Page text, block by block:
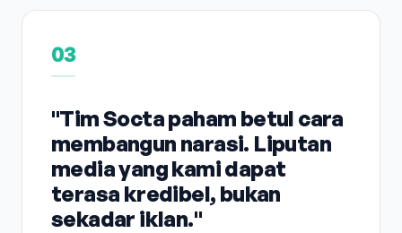
03
"Tim Socta paham betul cara
membangun narasi. Liputan
media yang kami dapat
terasa kredibel, bukan
sekadar iklan."